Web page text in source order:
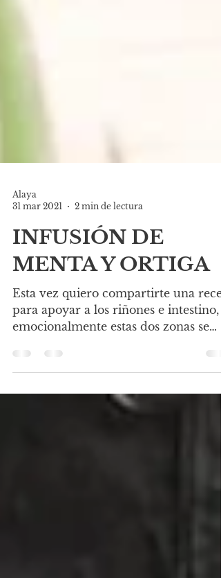
Alaya
31 mar 2021
2 min de lectura
INFUSIÓN DE
MENTA Y ORTIGA
Esta vez quiero compartirte una
para apoyar a los riñones e intestino,